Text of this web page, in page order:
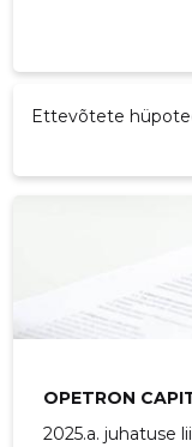
Ettevõtete
OPETRON
2025.a. juhatuse